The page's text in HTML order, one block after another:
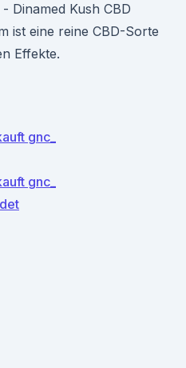
Dinamed Kush CBD
ist eine reine CBD-Sorte
Effekte.
gnc_
gnc_